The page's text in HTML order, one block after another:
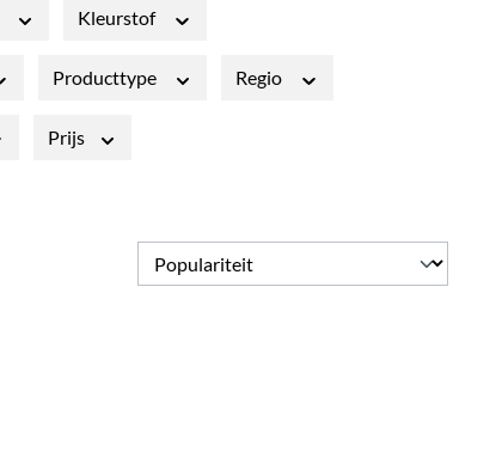
Kleurstof
Producttype Regio
Prijs